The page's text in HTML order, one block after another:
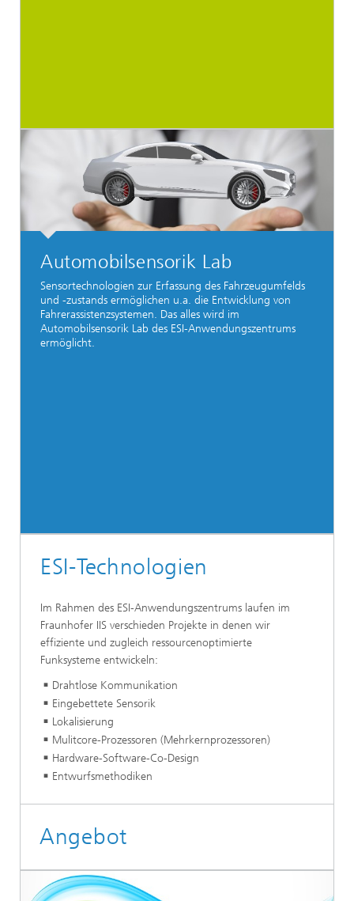
Automobilsensorik Lab
Sensortechnologien zur Erfassung des Fahrzeugumfelds
und -zustands ermöglichen u.a. die Entwicklung von
Fahrerassistenzsystemen. Das alles wird im
Automobilsensorik Lab des ESI-Anwendungszentrums
ermöglicht.
ESI-Technologien
Im Rahmen des ESI-Anwendungszentrums laufen im
Fraunhofer IIS verschieden Projekte in denen wir
effiziente und zugleich ressourcenoptimierte
Funksysteme entwickeln:
Drahtlose Kommunikation
Eingebettete Sensorik
Lokalisierung
Mulitcore-Prozessoren (Mehrkernprozessoren)
Hardware-Software-Co-Design
Entwurfsmethodiken
Angebot